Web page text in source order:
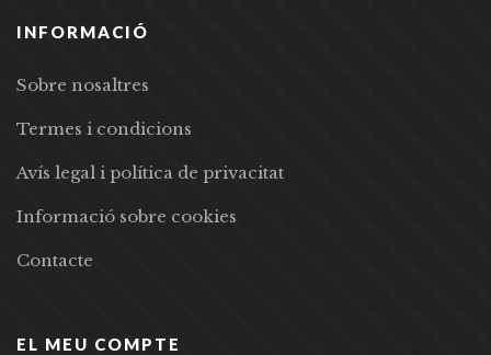
INFORMACIÓ
Sobre nosaltres
Termes i condicions
Avís legal i política de privacitat
Informació sobre cookies
Contacte
EL MEU COMPTE